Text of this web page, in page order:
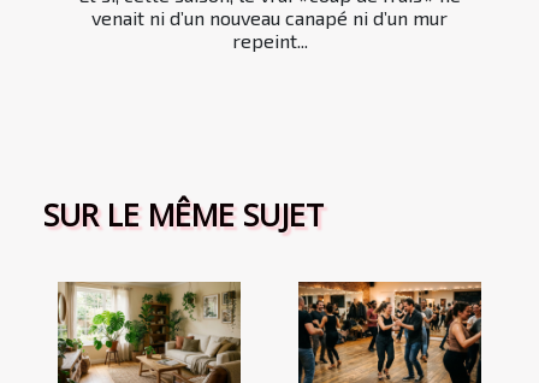
venait ni d’un nouveau canapé ni d’un mur
repeint...
SUR LE MÊME SUJET